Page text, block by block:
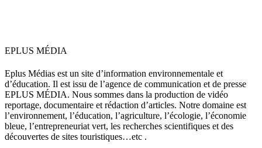
EPLUS MÉDIA
Eplus Médias est un site d’information environnementale et
d’éducation. Il est issu de l’agence de communication et de presse
EPLUS MÉDIA. Nous sommes dans la production de vidéo
reportage, documentaire et rédaction d’articles. Notre domaine est
l’environnement, l’éducation, l’agriculture, l’écologie, l’économie
bleue, l’entrepreneuriat vert, les recherches scientifiques et des
découvertes de sites touristiques…etc .